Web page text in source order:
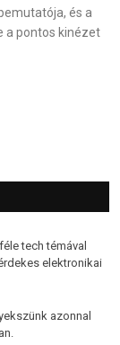
és a
a pontos kinézet
tech témával
elektronikai
azonnal